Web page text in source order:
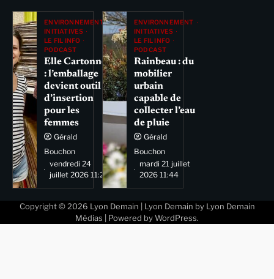
ENVIRONNEMENT
INITIATIVES
LE FIL INFO
PODCAST
Elle Cartonne
: l’emballage
devient outil
d’insertion
pour les
femmes
Gérald
Bouchon
vendredi 24
juillet 2026 11:29
ENVIRONNEMENT
INITIATIVES
LE FIL INFO
PODCAST
Rainbeau : du
mobilier
urbain
capable de
collecter l’eau
de pluie
Gérald
Bouchon
mardi 21 juillet
2026 11:44
Copyright © 2026 Lyon Demain | Lyon Demain by Lyon Demain
Médias | Powered by WordPress.